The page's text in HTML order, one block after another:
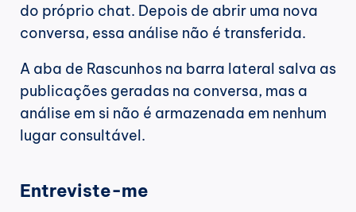
do próprio chat. Depois de abrir uma nova
conversa, essa análise não é transferida.
A aba de Rascunhos na barra lateral salva as
publicações geradas na conversa, mas a
análise em si não é armazenada em nenhum
lugar consultável.
Entreviste-me